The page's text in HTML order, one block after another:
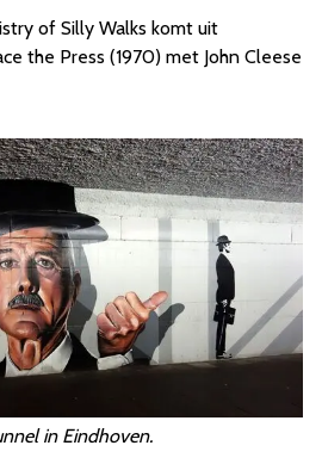
of Silly Walks komt uit
the Press (1970) met John Cleese
in Eindhoven.